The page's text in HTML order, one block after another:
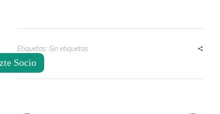
Etiquetas: Sin etiquetas
Socio